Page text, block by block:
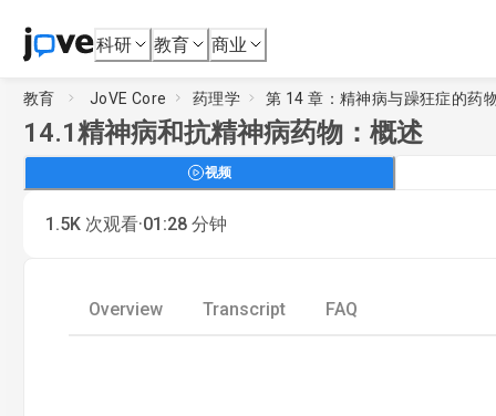
科研 教育 商业
教育 JoVE Core 药理学 第 14 章：精神病与躁狂症的药
14.1精神病和抗精神病药物：概述
视频
1.5K 次观看·01:28 分钟
Overview Transcript FAQ